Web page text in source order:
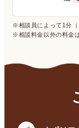
※相談員によって1分（
※相談料金以外の料金